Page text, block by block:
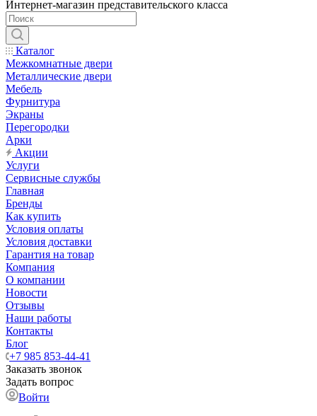
Интернет-магазин представительского класса
Каталог
Межкомнатные двери
Металлические двери
Мебель
Фурнитура
Экраны
Перегородки
Арки
Акции
Услуги
Сервисные службы
Главная
Бренды
Как купить
Условия оплаты
Условия доставки
Гарантия на товар
Компания
О компании
Новости
Отзывы
Наши работы
Контакты
Блог
+7 985 853-44-41
Заказать звонок
Задать вопрос
Войти